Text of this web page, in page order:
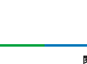
キング
ン樹脂
(黒網+黒
SIHOO
ュチェ
EIZO ビ
Amazon
x2袋(84